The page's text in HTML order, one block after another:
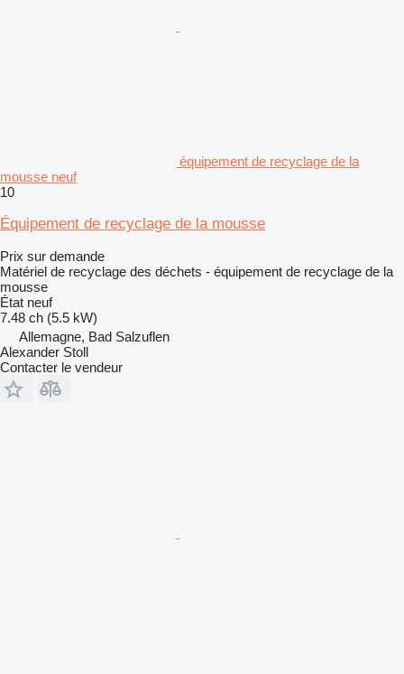
équipement de recyclage de la
mousse neuf
10
Équipement de recyclage de la mousse
Prix sur demande
Matériel de recyclage des déchets - équipement de recyclage de la
mousse
État neuf
7.48 ch (5.5 kW)
Allemagne, Bad Salzuflen
Alexander Stoll
Contacter le vendeur